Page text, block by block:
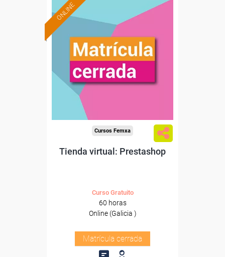
ONLINE
Cursos Femxa
Tienda virtual: Prestashop
Curso Gratuito
60 horas
Online (Galicia )
Matrícula cerrada